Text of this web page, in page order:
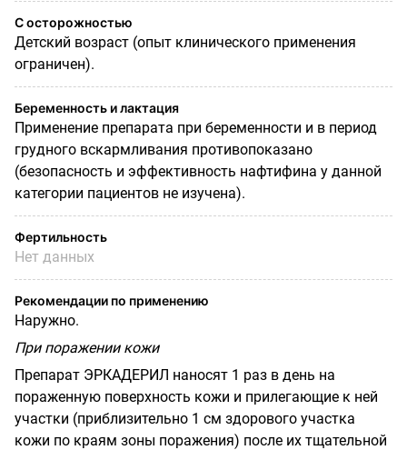
С осторожностью
Детский возраст (опыт клинического применения
ограничен).
Беременность и лактация
Применение препарата при беременности и в период
грудного вскармливания противопоказано
(безопасность и эффективность нафтифина у данной
категории пациентов не изучена).
Фертильность
Нет данных
Рекомендации по применению
Наружно.
При поражении кожи
Препарат ЭРКАДЕРИЛ наносят 1 раз в день на
пораженную поверхность кожи и прилегающие к ней
участки (приблизительно 1 см здорового участка
кожи по краям зоны поражения) после их тщательной